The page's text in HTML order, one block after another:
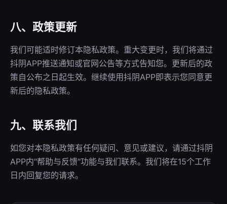
八、政策更新
我们可能适时修订本隐私政策。重大变更时，我们将通过
抖阴APP推送通知或官网公告等方式告知您。更新后的政
策自公布之日起生效。继续使用抖阴APP即表示您同意更
新后的隐私政策。
九、联系我们
如您对本隐私政策有任何疑问、意见或建议，请通过抖阴
APP内"帮助与反馈"功能与我们联系。我们将在15个工作
日内回复您的请求。